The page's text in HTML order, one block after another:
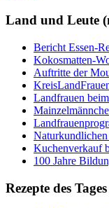
Land und Leute
Bericht Essen-
Kokosmatten-
Auftritte der
Landfrauen
Kuchenverkauf
100 Jahre
Rezepte des Tages